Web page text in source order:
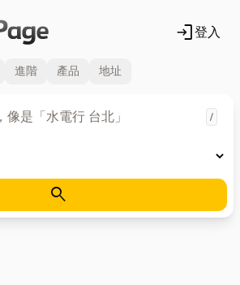
login登入
進階 產品 地址
/
search